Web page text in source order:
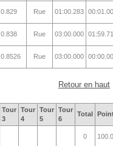
0.829 Rue 01:00.283
0.838 Rue 03:00.000
0.8526 Rue 03:00.000
Retour en haut
Tour
3
Tour
4
Tour
5
Tour
6
Total
0